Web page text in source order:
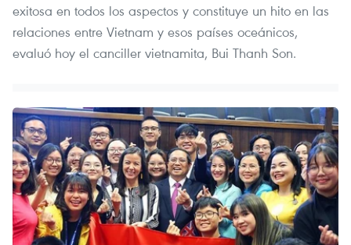
exitosa en todos los aspectos y constituye un hito en las
relaciones entre Vietnam y esos países oceánicos,
evaluó hoy el canciller vietnamita, Bui Thanh Son.